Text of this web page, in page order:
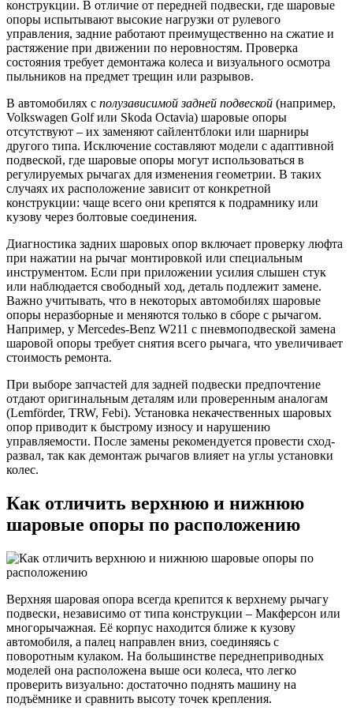
конструкции. В отличие от передней подвески, где шаровые
опоры испытывают высокие нагрузки от рулевого
управления, задние работают преимущественно на сжатие и
растяжение при движении по неровностям. Проверка
состояния требует демонтажа колеса и визуального осмотра
пыльников на предмет трещин или разрывов.
В автомобилях с полузависимой задней подвеской (например,
Volkswagen Golf или Skoda Octavia) шаровые опоры
отсутствуют – их заменяют сайлентблоки или шарниры
другого типа. Исключение составляют модели с адаптивной
подвеской, где шаровые опоры могут использоваться в
регулируемых рычагах для изменения геометрии. В таких
случаях их расположение зависит от конкретной
конструкции: чаще всего они крепятся к подрамнику или
кузову через болтовые соединения.
Диагностика задних шаровых опор включает проверку люфта
при нажатии на рычаг монтировкой или специальным
инструментом. Если при приложении усилия слышен стук
или наблюдается свободный ход, деталь подлежит замене.
Важно учитывать, что в некоторых автомобилях шаровые
опоры неразборные и меняются только в сборе с рычагом.
Например, у Mercedes-Benz W211 с пневмоподвеской замена
шаровой опоры требует снятия всего рычага, что увеличивает
стоимость ремонта.
При выборе запчастей для задней подвески предпочтение
отдают оригинальным деталям или проверенным аналогам
(Lemförder, TRW, Febi). Установка некачественных шаровых
опор приводит к быстрому износу и нарушению
управляемости. После замены рекомендуется провести сход-
развал, так как демонтаж рычагов влияет на углы установки
колес.
Как отличить верхнюю и нижнюю
шаровые опоры по расположению
Верхняя шаровая опора всегда крепится к верхнему рычагу
подвески, независимо от типа конструкции – Макферсон или
многорычажная. Её корпус находится ближе к кузову
автомобиля, а палец направлен вниз, соединяясь с
поворотным кулаком. На большинстве переднеприводных
моделей она расположена выше оси колеса, что легко
проверить визуально: достаточно поднять машину на
подъёмнике и сравнить высоту точек крепления.